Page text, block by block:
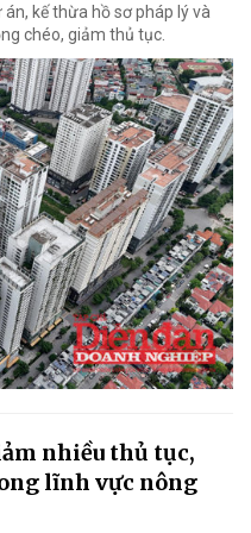
kế thừa hồ sơ pháp lý và
chéo, giảm thủ tục.
nhiều thủ tục,
lĩnh vực nông